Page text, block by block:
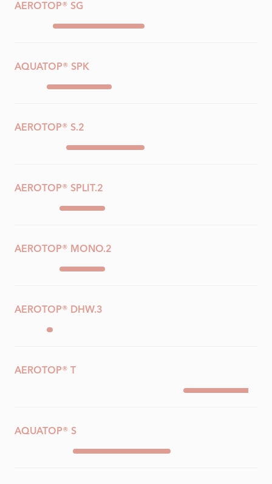
AEROTOP® SG
AQUATOP® SPK
AEROTOP® S.2
AEROTOP® SPLIT.2
AEROTOP® MONO.2
AEROTOP® DHW.3
AEROTOP® T
AQUATOP® S